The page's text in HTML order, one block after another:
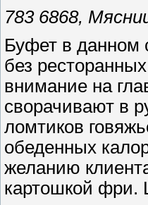
783 6868,
Буфет в данном
без
внимание на
сворачивают в
ломтиков
обеденных
желанию
картошкой фри.